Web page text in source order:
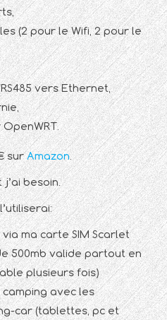
(2 pour le Wifi, 2 pour le
vers Ethernet,
surAmazon.
besoin.
ma carte SIM Scarlet
500mb valide partout en
plusieurs fois)
avec les
car (tablettes, pc et